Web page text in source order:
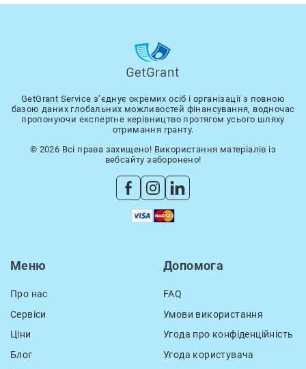
GetGrant Service з’єднує окремих осіб і організації з повною
базою даних глобальних можливостей фінансування, водночас
пропонуючи експертне керівництво протягом усього шляху
отримання гранту.
© 2026 Всі права захищено! Використання матеріалів із
вебсайту заборонено!
Меню
Про нас
Сервіси
Ціни
Блог
Допомога
FAQ
Умови використання
Угода про конфіденційність
Угода користувача